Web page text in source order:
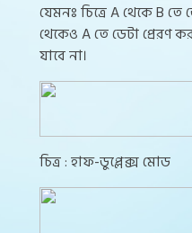
যেমনঃ চিত্রে A থেকে B তে
থেকেও A তে ডেটা প্রেরণ
যাবে না।
চিত্র : হাফ-ডুপ্লেক্স মোড